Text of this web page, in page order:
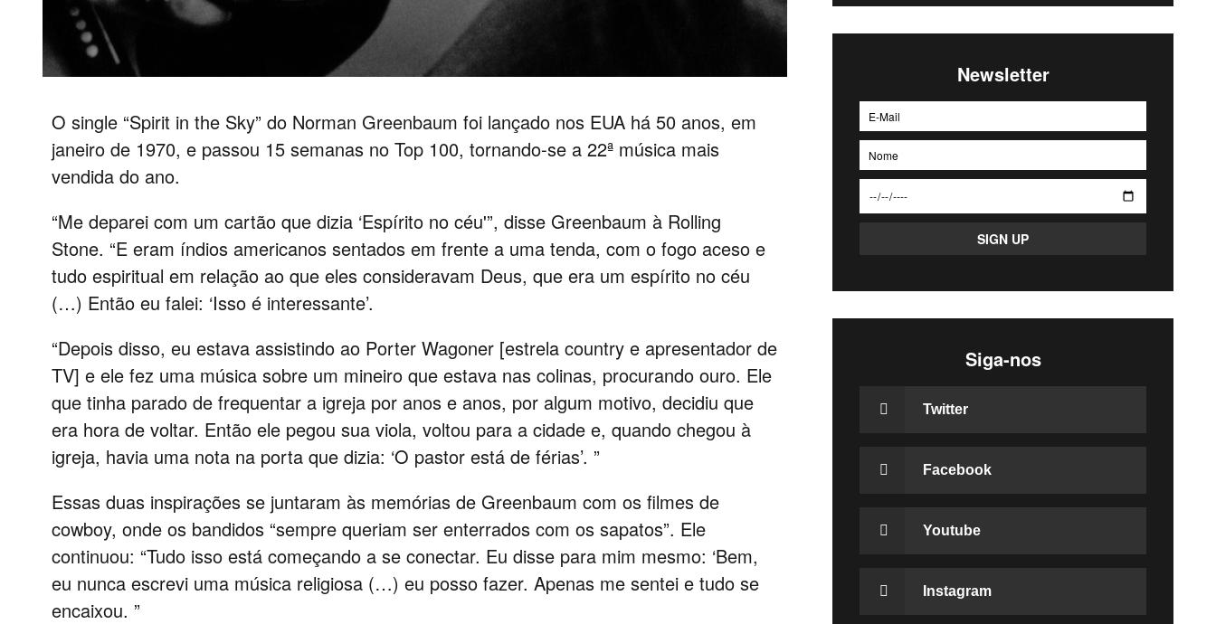
O single “Spirit in the Sky” do Norman Greenbaum foi lançado nos EUA há 50 anos, em
janeiro de 1970, e passou 15 semanas no Top 100, tornando-se a 22ª música mais
vendida do ano.
“Me deparei com um cartão que dizia ‘Espírito no céu'”, disse Greenbaum à Rolling
Stone. “E eram índios americanos sentados em frente a uma tenda, com o fogo aceso e
tudo espiritual em relação ao que eles consideravam Deus, que era um espírito no céu
(…) Então eu falei: ‘Isso é interessante’.
“Depois disso, eu estava assistindo ao Porter Wagoner [estrela country e apresentador de
TV] e ele fez uma música sobre um mineiro que estava nas colinas, procurando ouro. Ele
que tinha parado de frequentar a igreja por anos e anos, por algum motivo, decidiu que
era hora de voltar. Então ele pegou sua viola, voltou para a cidade e, quando chegou à
igreja, havia uma nota na porta que dizia: ‘O pastor está de férias’. ”
Essas duas inspirações se juntaram às memórias de Greenbaum com os filmes de
cowboy, onde os bandidos “sempre queriam ser enterrados com os sapatos”. Ele
continuou: “Tudo isso está começando a se conectar. Eu disse para mim mesmo: ‘Bem,
eu nunca escrevi uma música religiosa (…) eu posso fazer. Apenas me sentei e tudo se
encaixou. ”
Newsletter
Siga-nos
Twitter
Facebook
Youtube
Instagram